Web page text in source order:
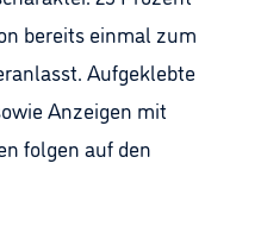
bereits einmal zum
Aufgeklebte
Anzeigen mit
folgen auf den